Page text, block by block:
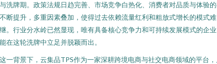
洗牌期。政策法规日趋完善、市场竞争白热化、消费者对品质与体验
断提升，多重因素叠加，使得过去依赖流量红利和粗放式增长的模式
。行业分水岭已然显现，唯有具备核心竞争力和可持续发展模式的企
在这轮洗牌中立足并脱颖而出。
一背景下，云集品TPS作为一家深耕跨境电商与社交电商领域的平台